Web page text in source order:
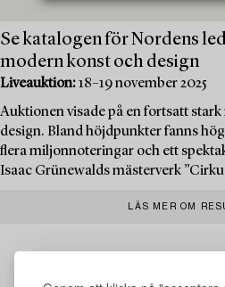
Se katalogen för Nordens
modern konst och design
Liveauktion:18–19 november 2025
Auktionen visade på en fortsatt
design. Bland höjdpunkter fanns
flera miljonnoteringar och ett
Isaac Grünewalds mästerverk
LÄS MER OM